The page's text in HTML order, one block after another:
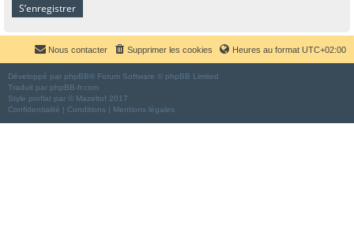
S’enregistrer
Heures au format UTC+02:00
Supprimer les cookies
Nous contacter
Développé par phpBB® Forum Software © phpBB Limited
Traduit par phpBB-fr.com
Style proflat par © Mazeltof 2017
Confidentialité | Conditions | Mentions légales